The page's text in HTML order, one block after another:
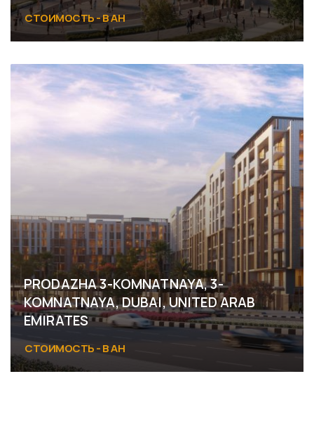
СТОИМОСТЬ - В АН
PRODAZHA 3-KOMNATNAYA, 3-
KOMNATNAYA, DUBAI, UNITED ARAB
EMIRATES
СТОИМОСТЬ - В АН